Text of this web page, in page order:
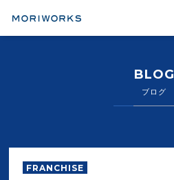
MORIWORKS
BLOG
ブログ
FRANCHISE